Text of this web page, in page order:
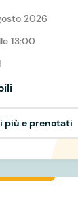
2026
13:00
più e prenotati